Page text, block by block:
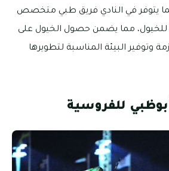
يتوفر في النادي فريق طبي متخصص
للخيول، مما يضمن حصول الخيول على
وتوفير البيئة المناسبة لتطويرها
للفروسية